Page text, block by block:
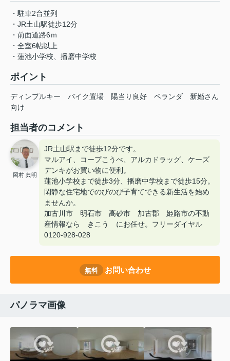
・駐車2台並列
・JR土山駅徒歩12分
・前面道路6ｍ
・全室6帖以上
・蓮池小学校、播磨中学校
ポイント
ディンプルキー バイク置場 陽当り良好 ベランダ
新婚さん
向け
担当者のコメント
岡村 典明
JR土山駅まで徒歩12分です。
マルアイ、コープこうべ、アルカドラッグ、ケーズ
デンキがお買い物に便利。
蓮池小学校まで徒歩3分、播磨中学校まで徒歩15分。
閑静な住宅地でのびのび子育てできる新生活を始め
ませんか。
加古川市 明石市 高砂市 加古郡 姫路市の不動
産情報なら きこう にお任せ。フリーダイヤル
0120-928-028
無料 お問い合わせ
パノラマ画像